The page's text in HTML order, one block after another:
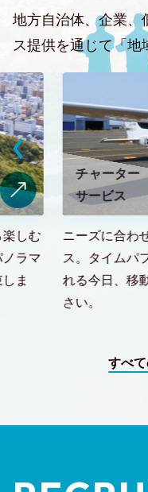
地方自治体、企業、
ス提供を通じて「地
ーター
ス
合わせて点と点を結ぶ
ムパフォーマンス向上
、移動時間短縮にお役
すべ